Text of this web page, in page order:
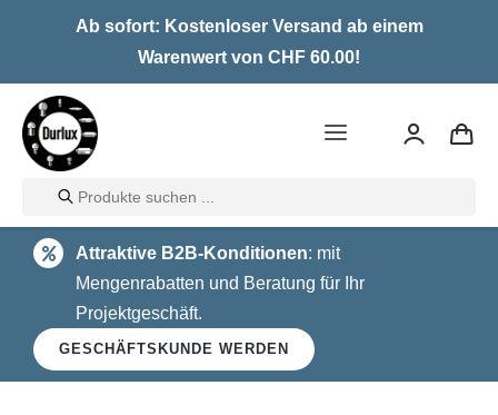
Ab sofort: Kostenloser Versand ab einem
Warenwert von CHF 60.00!
Toggle
Home
LED
Halogen
Glühlampen
Products
search
Attraktive B2B-Konditionen: mit
Mengenrabatten und Beratung für Ihr
Projektgeschäft.
GESCHÄFTSKUNDE WERDEN